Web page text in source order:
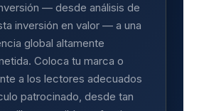
— desde análisis de
inversión en valor — a una
global altamente
Coloca tu marca o
a los lectores adecuados
patrocinado, desde tan